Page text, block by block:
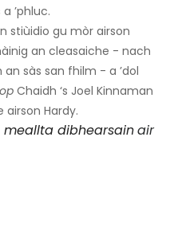
’phluc.
stiùidio gu mòr airson
an cleasaiche - nach
sàs san fhilm - a ’dol
Chaidh ‘s Joel Kinnaman
Hardy.
meallta dibhearsainair